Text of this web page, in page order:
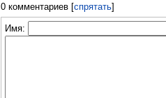
0 комментариев[спрятать]
Имя: